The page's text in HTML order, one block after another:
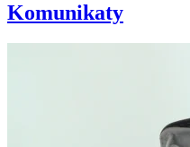
Komunikaty